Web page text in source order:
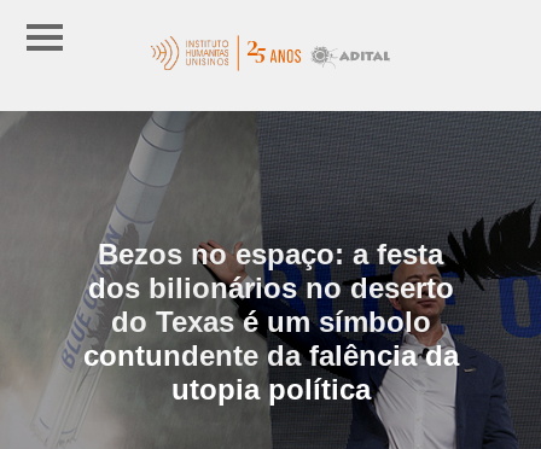
Bezos no espaço: a festa
dos bilionários no deserto
do Texas é um símbolo
contundente da falência da
utopia política